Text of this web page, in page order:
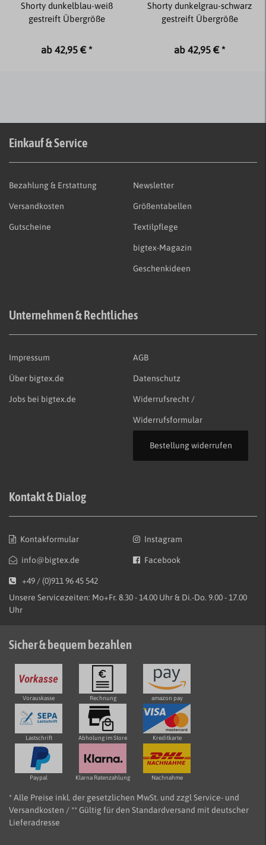
Shorty dunkelblau-weiß
gestreift Übergröße
ab 42,95 € *
Shorty dunkelgrau-schwarz
gestreift Übergröße
ab 42,95 € *
Einkauf & Service
Bezahlung & Erstattung
Versandkosten
Gutscheine
Newsletter
Größentabellen
Textilpflege
bigtex-Magazin
Geschenkideen
Unternehmen & Rechtliches
Impressum
Über bigtex.de
Jobs bei bigtex.de
AGB
Datenschutz
Widerrufsrecht /
Widerrufsformular
Bestellung widerrufen
Kontakt & Dialog
Kontakformular
info@bigtex.de
Instagram
Facebook
+49 / (0)911 96 45 542
Unsere Servicezeiten: Mo+Fr. 8.30 - 14.00 Uhr & Di.-Do. 9.00 - 17.00
Uhr
Sicher & bequem bezahlen
Vorauskasse Rechnung amazon pay
Lastschrift Abholung im Store Kreditkarte
Paypal Klarna Ratenzahlung Nachnahme
* Alle Preise inkl. der gesetzlichen MwSt. und zzgl Service- und
Versandkosten / ** Gültig für den Standardversand mit deutscher
Lieferadresse